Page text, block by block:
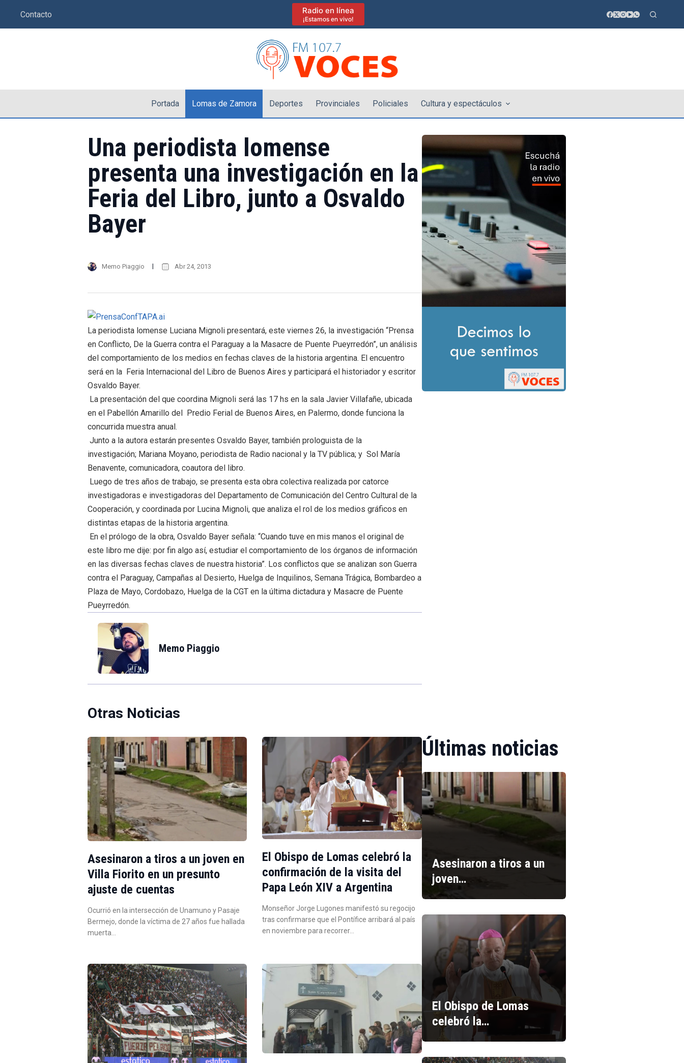
Contacto Radio en línea
¡Estamos en vivo!
Portada Lomas de Zamora Deportes Provinciales Policiales Cultura y espectáculos
Una periodista lomense
presenta una investigación en la
Feria del Libro, junto a Osvaldo
Bayer
Memo Piaggio Abr 24, 2013
La periodista lomense Luciana Mignoli presentará, este viernes 26, la investigación “Prensa
en Conflicto, De la Guerra contra el Paraguay a la Masacre de Puente Pueyrredón”, un análisis
del comportamiento de los medios en fechas claves de la historia argentina. El encuentro
será en la Feria Internacional del Libro de Buenos Aires y participará el historiador y escritor
Osvaldo Bayer.
La presentación del que coordina Mignoli será las 17 hs en la sala Javier Villafañe, ubicada
en el Pabellón Amarillo del Predio Ferial de Buenos Aires, en Palermo, donde funciona la
concurrida muestra anual.
Junto a la autora estarán presentes Osvaldo Bayer, también prologuista de la
investigación; Mariana Moyano, periodista de Radio nacional y la TV pública; y Sol María
Benavente, comunicadora, coautora del libro.
Luego de tres años de trabajo, se presenta esta obra colectiva realizada por catorce
investigadoras e investigadoras del Departamento de Comunicación del Centro Cultural de la
Cooperación, y coordinada por Lucina Mignoli, que analiza el rol de los medios gráficos en
distintas etapas de la historia argentina.
En el prólogo de la obra, Osvaldo Bayer señala: “Cuando tuve en mis manos el original de
este libro me dije: por fin algo así, estudiar el comportamiento de los órganos de información
en las diversas fechas claves de nuestra historia”. Los conflictos que se analizan son Guerra
contra el Paraguay, Campañas al Desierto, Huelga de Inquilinos, Semana Trágica, Bombardeo a
Plaza de Mayo, Cordobazo, Huelga de la CGT en la última dictadura y Masacre de Puente
Pueyrredón.
Memo Piaggio
Otras Noticias
Asesinaron a tiros a un joven en
Villa Fiorito en un presunto
ajuste de cuentas
Ocurrió en la intersección de Unamuno y Pasaje
Bermejo, donde la víctima de 27 años fue hallada
muerta…
El Obispo de Lomas celebró la
confirmación de la visita del
Papa León XIV a Argentina
Monseñor Jorge Lugones manifestó su regocijo
tras confirmarse que el Pontífice arribará al país
en noviembre para recorrer…
Últimas noticias
Asesinaron a tiros a un
joven…
El Obispo de Lomas
celebró la…